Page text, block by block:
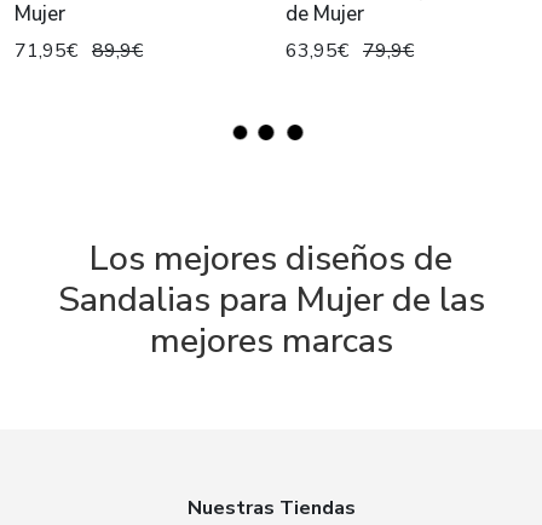
Mujer
71,95€ 89,9€
de Mujer
63,95€ 79,9€
Los mejores diseños de
Sandalias para Mujer de las
mejores marcas
Nuestras Tiendas